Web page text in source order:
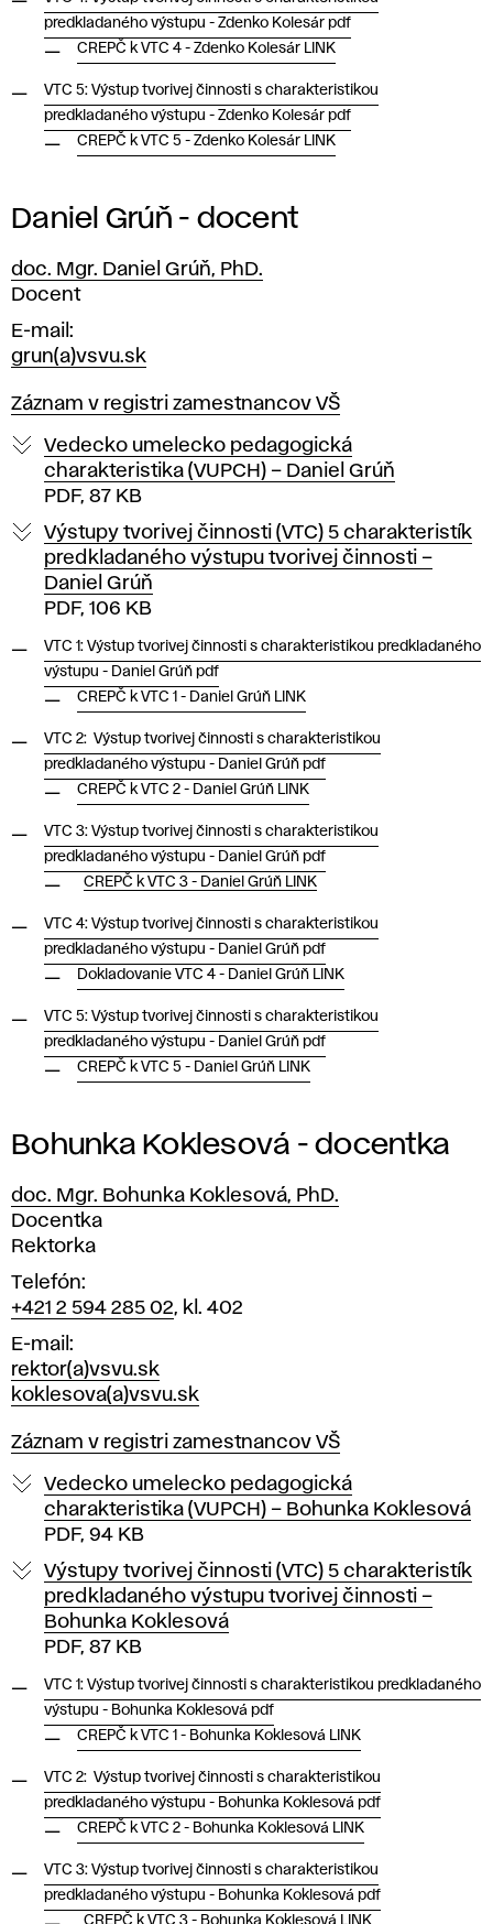
predkladaného výstupu - Zdenko Kolesár pdf
CREPČ k VTC 4 - Zdenko Kolesár LINK
VTC 5: Výstup tvorivej činnosti s charakteristikou
predkladaného výstupu - Zdenko Kolesár pdf
CREPČ k VTC 5 - Zdenko Kolesár LINK
Daniel Grúň - docent
doc. Mgr. Daniel Grúň, PhD.
Pozícia
Docent
E-mail
grun(a)vsvu.sk
Záznam v registri zamestnancov VŠ
Vedecko umelecko pedagogická
charakteristika (VUPCH) – Daniel Grúň
PDF, 87 KB
Výstupy tvorivej činnosti (VTC) 5 charakteristík
predkladaného výstupu tvorivej činnosti –
Daniel Grúň
PDF, 106 KB
VTC 1: Výstup tvorivej činnosti s charakteristikou predkladaného
výstupu - Daniel Grúň pdf
CREPČ k VTC 1 - Daniel Grúň LINK
VTC 2: Výstup tvorivej činnosti s charakteristikou
predkladaného výstupu - Daniel Grúň pdf
CREPČ k VTC 2 - Daniel Grúň LINK
VTC 3: Výstup tvorivej činnosti s charakteristikou
predkladaného výstupu - Daniel Grúň pdf
CREPČ k VTC 3 - Daniel Grúň LINK
VTC 4: Výstup tvorivej činnosti s charakteristikou
predkladaného výstupu - Daniel Grúň pdf
Dokladovanie VTC 4 - Daniel Grúň LINK
VTC 5: Výstup tvorivej činnosti s charakteristikou
predkladaného výstupu - Daniel Grúň pdf
CREPČ k VTC 5 - Daniel Grúň LINK
Bohunka Koklesová - docentka
doc. Mgr. Bohunka Koklesová, PhD.
Pozícia
Docentka
Rektorka
Telefón
+421 2 594 285 02, kl. 402
E-mail
rektor(a)vsvu.sk
koklesova(a)vsvu.sk
Záznam v registri zamestnancov VŠ
Vedecko umelecko pedagogická
charakteristika (VUPCH) – Bohunka Koklesová
PDF, 94 KB
Výstupy tvorivej činnosti (VTC) 5 charakteristík
predkladaného výstupu tvorivej činnosti –
Bohunka Koklesová
PDF, 87 KB
VTC 1: Výstup tvorivej činnosti s charakteristikou predkladaného
výstupu - Bohunka Koklesová pdf
CREPČ k VTC 1 - Bohunka Koklesová LINK
VTC 2: Výstup tvorivej činnosti s charakteristikou
predkladaného výstupu - Bohunka Koklesová pdf
CREPČ k VTC 2 - Bohunka Koklesová LINK
VTC 3: Výstup tvorivej činnosti s charakteristikou
predkladaného výstupu - Bohunka Koklesová pdf
CREPČ k VTC 3 - Bohunka Koklesová LINK